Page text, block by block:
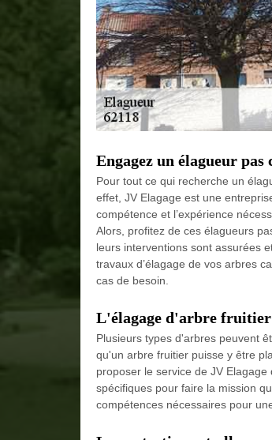
Engagez un élagueur pas
Pour tout ce qui recherche un
effet, JV Elagage est une
compétence et l’expérience
Alors, profitez de ces élagueurs
leurs interventions sont assurées
travaux d’élagage de vos arbres
cas de besoin.
L'élagage d'arbre fruitier
Plusieurs types d'arbres peuvent
qu'un arbre fruitier puisse y être
proposer le service de JV
spécifiques pour faire la mission
compétences nécessaires pour